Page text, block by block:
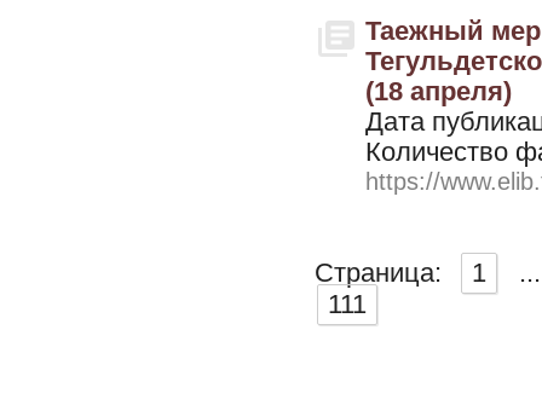
Таежный
(18 апреля)
Дата
Количество
https://
Страница: 1
...
111